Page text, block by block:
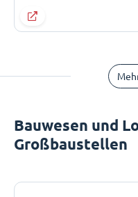
Bauwesen und
Großbaustellen